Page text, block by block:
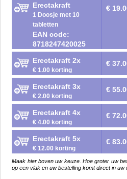
Erectakraft
1 Doosje met 10
tabletten
EAN code:
8718247420025
€
Erectakraft 2x
€ 1.00 korting
€
Erectakraft 3x
€ 2.00 korting
€
Erectakraft 4x
€ 4.00 korting
€
Erectakraft 5x
€ 12.00 korting
€
Maak hier boven uw keuze. Hoe groter uw
op een vlak en uw bestelling komt direct in uw